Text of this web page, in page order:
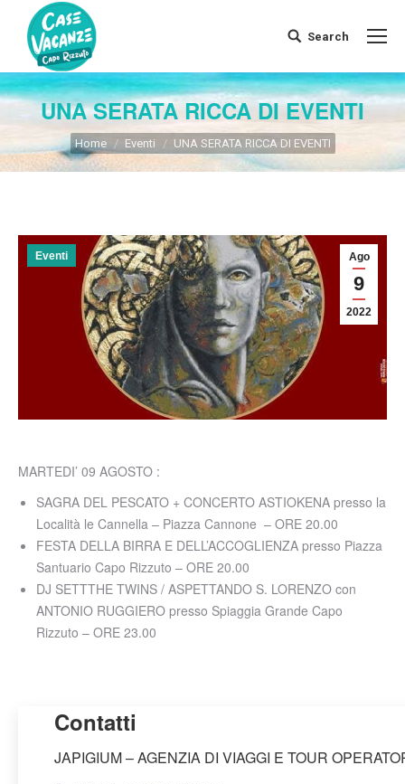
Search:
Search
UNA SERATA RICCA DI EVENTI
You are here:
Home Eventi UNA SERATA RICCA DI EVENTI
Ago
9
2022
Eventi
MARTEDI’ 09 AGOSTO :
SAGRA DEL PESCATO + CONCERTO ASTIOKENA presso la
Località le Cannella – Piazza Cannone – ORE 20.00
FESTA DELLA BIRRA E DELL’ACCOGLIENZA presso Piazza
Santuario Capo Rizzuto – ORE 20.00
DJ SETTTHE TWINS / ASPETTANDO S. LORENZO con
ANTONIO RUGGIERO presso Spiaggia Grande Capo
Rizzuto – ORE 23.00
Contatti
JAPIGIUM – AGENZIA DI VIAGGI E TOUR